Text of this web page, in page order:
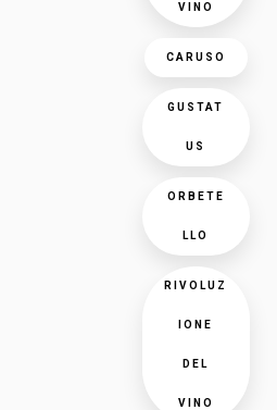
VINO
CARUSO
GUSTAT
US
ORBETE
LLO
RIVOLUZ
IONE
DEL
VINO